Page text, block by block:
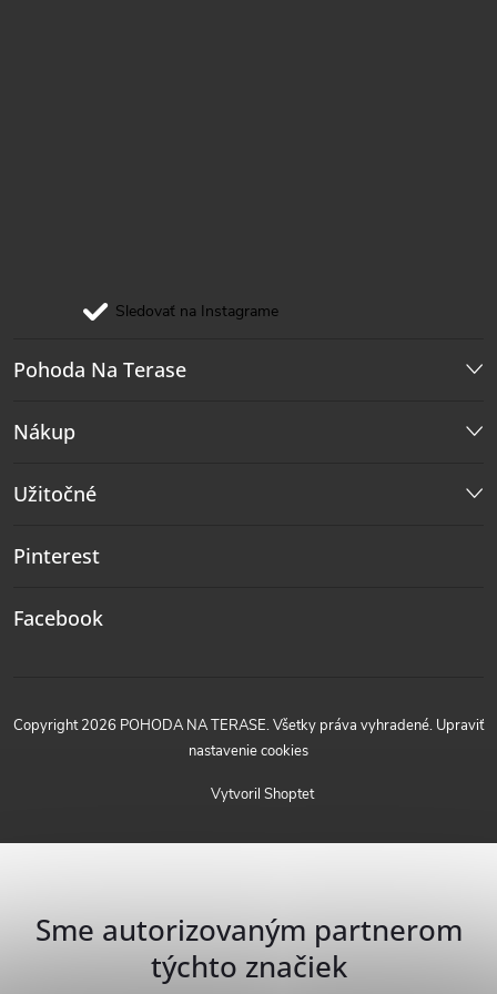
Sledovať na Instagrame
Pohoda Na Terase
Nákup
Užitočné
Pinterest
Facebook
Vytvoril Shoptet
Copyright 2026 POHODA NA TERASE. Všetky práva vyhradené. Upraviť
nastavenie cookies
Sme autorizovaným partnerom
týchto značiek